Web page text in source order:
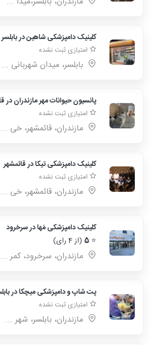
کلینیک دامپزشکی شاهین در بابلسر
امتیازی ثبت نشده
بابلسر، میدان شهربانی ...
پانسیون‌ حیوانات مهر مازندران در
امتیازی ثبت نشده
مازندران، قائمشهر، خی ...
کلینیک دامپزشکی تیکا در قائمشهر
امتیازی ثبت نشده
مازندران، قائمشهر، خی ...
کلینیک دامپزشکی مَها در سرخرود
⭐
5 (از 4 رای)
مازندران، سرخرود، کمر ...
پت شاپ و دامپزشکی میچکا در
امتیازی ثبت نشده
مازندران، بابلسر، شهر ...